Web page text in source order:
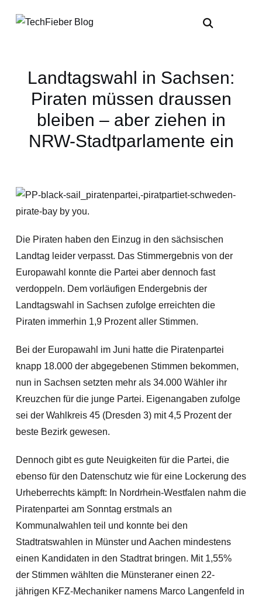
Landtagswahl in Sachsen:
Piraten müssen draussen
bleiben – aber ziehen in
NRW-Stadtparlamente ein
Die Piraten haben den Einzug in den sächsischen
Landtag leider verpasst. Das Stimmergebnis von der
Europawahl konnte die Partei aber dennoch fast
verdoppeln. Dem vorläufigen Endergebnis der
Landtagswahl in Sachsen zufolge erreichten die
Piraten immerhin 1,9 Prozent aller Stimmen.
Bei der Europawahl im Juni hatte die Piratenpartei
knapp 18.000 der abgegebenen Stimmen bekommen,
nun in Sachsen setzten mehr als 34.000 Wähler ihr
Kreuzchen für die junge Partei. Eigenangaben zufolge
sei der Wahlkreis 45 (Dresden 3) mit 4,5 Prozent der
beste Bezirk gewesen.
Dennoch gibt es gute Neuigkeiten für die Partei, die
ebenso für den Datenschutz wie für eine Lockerung des
Urheberrechts kämpft: In Nordrhein-Westfalen nahm die
Piratenpartei am Sonntag erstmals an
Kommunalwahlen teil und konnte bei den
Stadtratswahlen in Münster und Aachen mindestens
einen Kandidaten in den Stadtrat bringen. Mit 1,55%
der Stimmen wählten die Münsteraner einen 22-
jährigen KFZ-Mechaniker namens Marco Langenfeld in